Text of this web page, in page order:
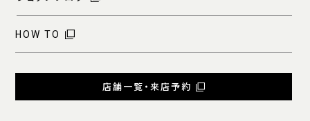
HOW TO
店舗一覧・来店予約